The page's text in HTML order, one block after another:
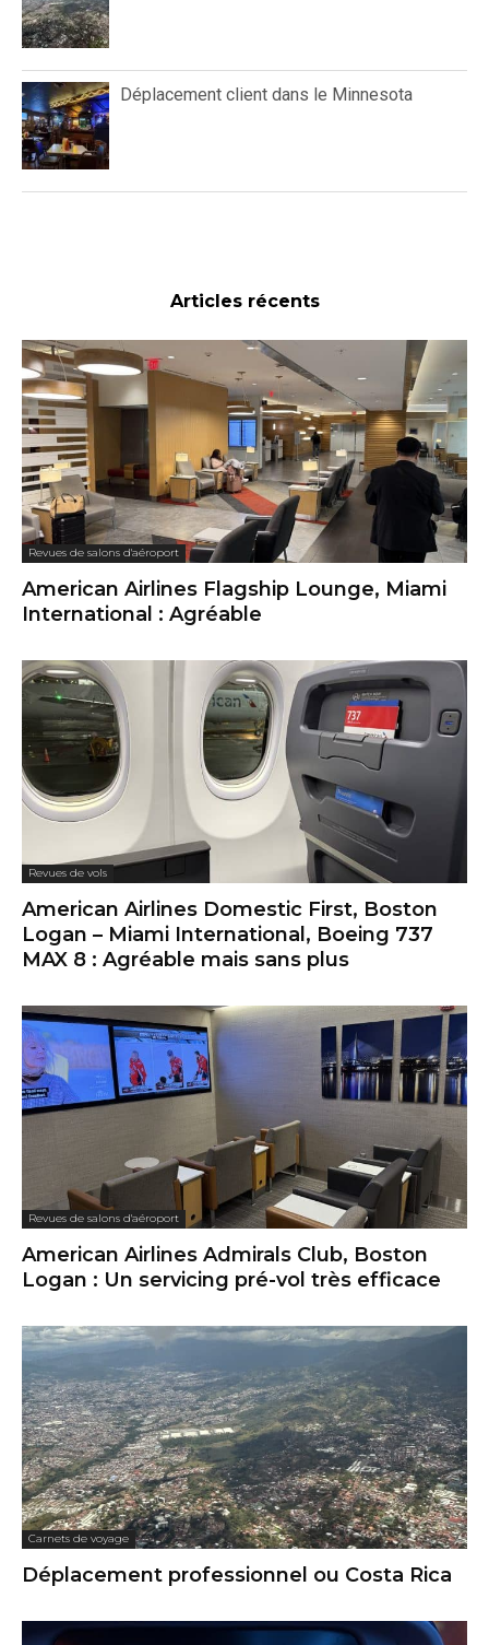
Déplacement client dans le Minnesota
Articles récents
Revues de salons d'aéroport
American Airlines Flagship Lounge, Miami
International : Agréable
Revues de vols
American Airlines Domestic First, Boston
Logan – Miami International, Boeing 737
MAX 8 : Agréable mais sans plus
Revues de salons d'aéroport
American Airlines Admirals Club, Boston
Logan : Un servicing pré-vol très efficace
Carnets de voyage
Déplacement professionnel ou Costa Rica